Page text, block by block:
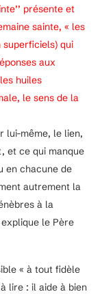
présente et
sainte, « les
qui
aux
huiles
le sens de la
lui-même, le lien,
et ce qui manque
en chacune de
autrement la
à la
le Père
« à tout fidèle
lire : il aide à bien